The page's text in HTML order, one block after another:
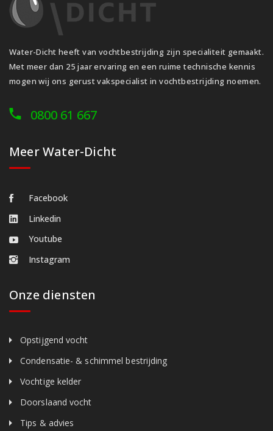
Water-Dicht heeft van vochtbestrijding zijn specialiteit gemaakt.
Met meer dan 25 jaar ervaring en een ruime technische kennis
mogen wij ons gerust vakspecialist in vochtbestrijding noemen.
0800 61 667
Meer Water-Dicht
Facebook
Linkedin
Youtube
Instagram
Onze diensten
Opstijgend vocht
Condensatie- & schimmel bestrijding
Vochtige kelder
Doorslaand vocht
Tips & advies